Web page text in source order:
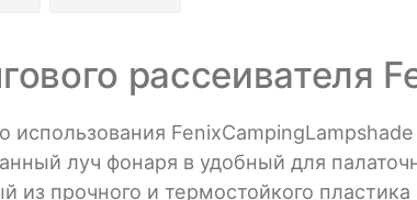
рассеивателя
использования
луч фонаря в удобный для
из прочного и термостойкого